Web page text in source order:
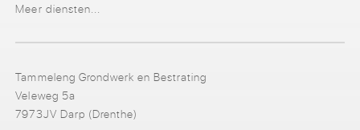
Meer diensten...
Tammeleng Grondwerk en Bestrating
Veleweg 5a
7973JV Darp (Drenthe)